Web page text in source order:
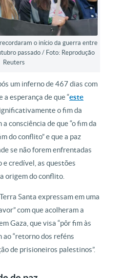
o início da guerra entre
passado / Foto: Reprodução
Reuters
um inferno de 467 dias com
esperança de que “este
o fim da
consciência de que “o fim da
do conflito” e que a paz
se não forem enfrentadas
e credível, as questões
origem do conflito.
Santa expressam em uma
com que acolheram a
Gaza, que visa “pôr fim às
ao “retorno dos reféns
de prisioneiros palestinos”.